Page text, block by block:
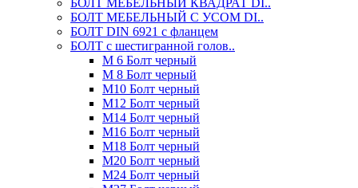
БОЛТ МЕБЕЛЬНЫЙ КВАДРАТ DI..
БОЛТ МЕБЕЛЬНЫЙ С УСОМ DI..
БОЛТ DIN 6921 c фланцем
БОЛТ с шестигранной голов..
М 6 Болт черный
М 8 Болт черный
М10 Болт черный
М12 Болт черный
М14 Болт черный
М16 Болт черный
М18 Болт черный
М20 Болт черный
М24 Болт черный